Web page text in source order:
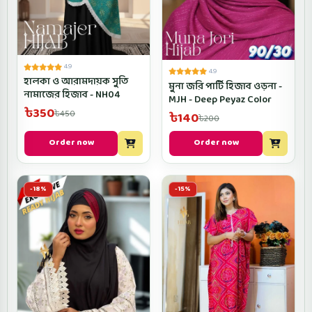
4.9
হালকা ও আরামদায়ক সুতি
নামাজের হিজাব - NH04
৳350৳450
Order now
4.9
মুনা জরি পার্টি হিজাব ওড়না -
MJH - Deep Peyaz Color
৳140৳200
Order now
-18% -15%